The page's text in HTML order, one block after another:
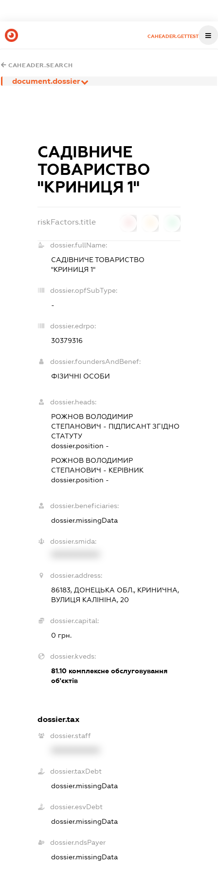
CAHEADER.GETTEST
CAHEADER.SEARCH
document.dossier
САДІВНИЧЕ
ТОВАРИСТВО
"КРИНИЦЯ 1"
riskFactors.title
dossier.fullName:
САДІВНИЧЕ ТОВАРИСТВО
"КРИНИЦЯ 1"
dossier.opfSubType:
-
dossier.edrpo:
30379316
dossier.foundersAndBenef:
ФІЗИЧНІ ОСОБИ
dossier.heads:
РОЖНОВ ВОЛОДИМИР
СТЕПАНОВИЧ - ПІДПИСАНТЗГІДНО
СТАТУТУ
dossier.position -
РОЖНОВ ВОЛОДИМИР
СТЕПАНОВИЧ - КЕРІВНИК
dossier.position -
dossier.beneficiaries:
dossier.missingData
dossier.smida:
dossier.address:
86183, ДОНЕЦЬКА ОБЛ., КРИНИЧНА,
ВУЛИЦЯ КАЛІНІНА, 20
dossier.capital:
0 грн.
dossier.kveds:
81.10комплексне обслуговування
об'єктів
dossier.tax
dossier.staff
dossier.taxDebt
dossier.missingData
dossier.esvDebt
dossier.missingData
dossier.ndsPayer
dossier.missingData